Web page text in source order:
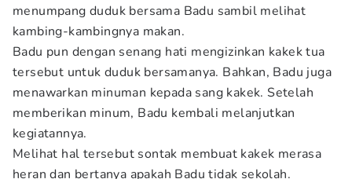
menumpang duduk bersama Badu sambil melihat
kambing-kambingnya makan.
Badu pun dengan senang hati mengizinkan kakek tua
tersebut untuk duduk bersamanya. Bahkan, Badu juga
menawarkan minuman kepada sang kakek. Setelah
memberikan minum, Badu kembali melanjutkan
kegiatannya.
Melihat hal tersebut sontak membuat kakek merasa
heran dan bertanya apakah Badu tidak sekolah.